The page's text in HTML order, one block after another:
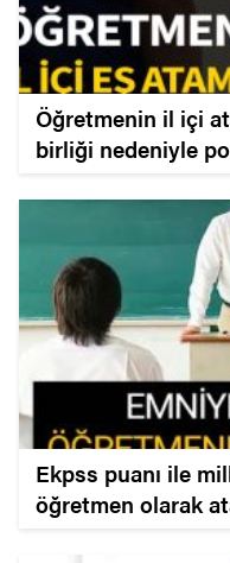
Öğretmenin il içi
birliği nedeniyle
Ekpss puanı ile
öğretmen olarak